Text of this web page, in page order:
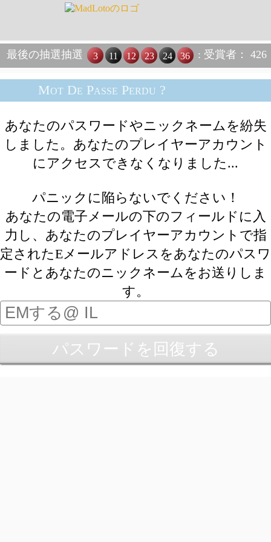
最後の抽選抽選 3 11 12 23 24 36 : 受賞者： 426
Mot De Passe Perdu ?
あなたのパスワードやニックネームを紛失
しました。あなたのプレイヤーアカウント
にアクセスできなくなりました...
パニックに陥らないでください！
あなたの電子メールの下のフィールドに入
力し、あなたのプレイヤーアカウントで指
定されたEメールアドレスをあなたのパスワ
ードとあなたのニックネームをお送りしま
す。
パスワードを回復する